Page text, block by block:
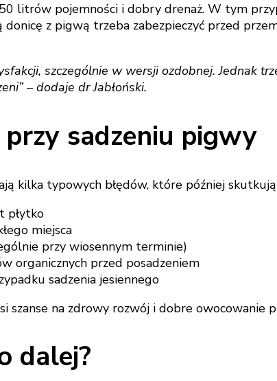
litrów pojemności i dobry drenaż. W tym
z pigwą trzeba zabezpieczyć przed
szczególnie w wersji ozdobnej. Jednak
– dodaje dr Jabłoński.
przy sadzeniu pigwy
kilka typowych błędów, które później
płytko
miejsca
przy wiosennym terminie)
organicznych przed posadzeniem
sadzenia jesiennego
szanse na zdrowy rozwój i dobre
dalej?